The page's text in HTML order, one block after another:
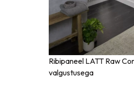
Ribipaneel LATT Raw
valgustusega